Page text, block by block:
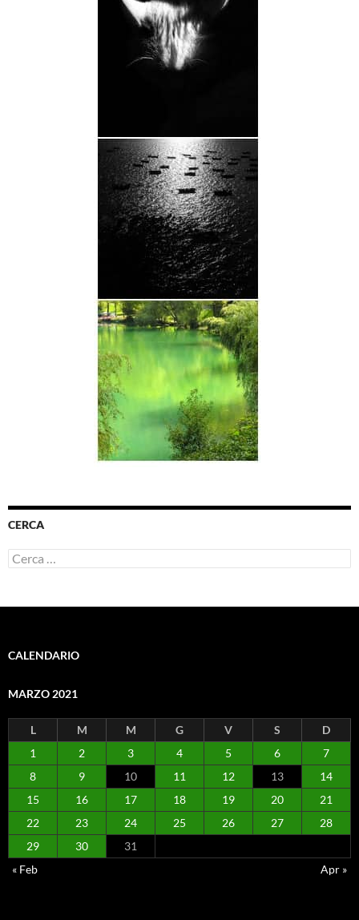
CERCA
Ricerca
per:
CALENDARIO
MARZO 2021
L M M G V S
D
1
2 3 4 5 6
7
8
9 10 11 12 13
14
15
16 17 18 19 20
21
22
23 24 25 26 27
28
29
30
31
« Feb
Apr »